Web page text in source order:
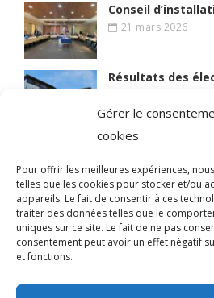
Gérer le
cookies
Pour offrir les meilleures expériences,
telles que les cookies pour stocker et/ou
appareils. Le fait de consentir à ces
traiter des données telles que le
uniques sur ce site. Le fait de ne pas
consentement peut avoir un effet négatif
et fonctions.
Conseil
21 mars 2026
Résultats des
© 2021 BIEN VIVRE A MAGNY